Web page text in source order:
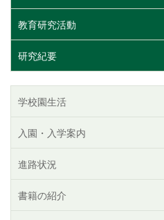
教育研究活動
研究紀要
学校園生活
入園・入学案内
進路状況
書籍の紹介